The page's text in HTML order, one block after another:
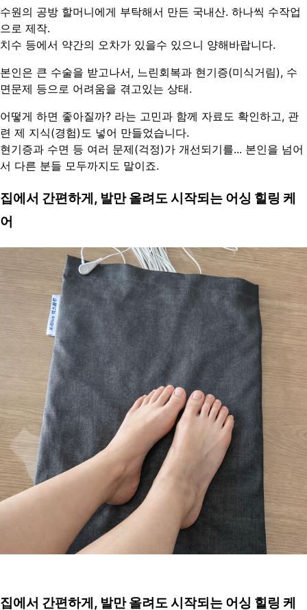
수원의 공방 할머니에게 부탁해서 만든 국내산. 하나씩 수작업
으로 제작.
치수 등에서 약간의 오차가 있을수 있으니 양해바랍니다.
본인은 큰 수술을 받고나서, 느린회복과 현기증(미식거림), 수
면문제 등으로 어려움을 겪고있는 상태.
어떻게 하면 좋아질까? 라는 고민과 함께 자료도 확인하고, 관
련 제 지식(경험)도 넣어 만들었습니다.
현기증과 수면 등 여러 문제(걱정)가 개선되기를... 본인을 넘어
서 다른 분들 모두까지도 말이죠.
집에서 간편하게, 발만 올려도 시작되는 어싱 힐링 케
어
집에서 간편하게, 발만 올려도 시작되는 어싱 힐링 케